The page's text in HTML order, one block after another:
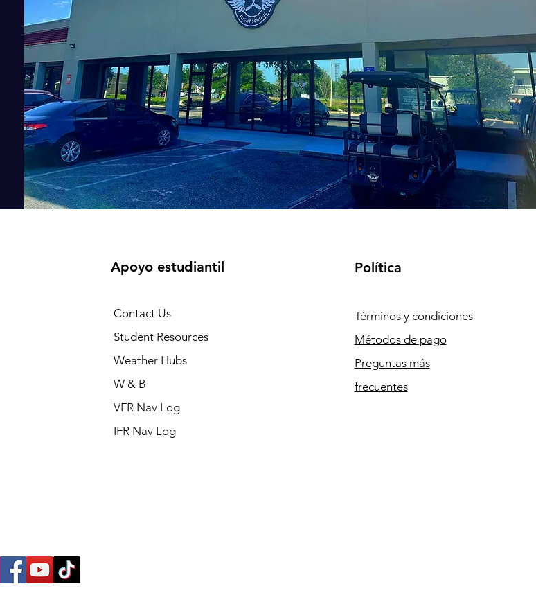
Apoyo estudiantil
Contact Us
Student Resources
Weather Hubs
W & B
VFR Nav Log
IFR Nav Log
Política
Términos y condiciones
Métodos de pago
Preguntas más
frecuentes